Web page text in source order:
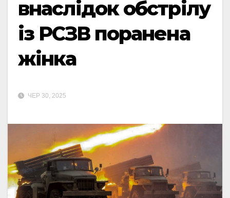
внаслідок обстрілу
із РСЗВ поранена
жінка
ЧЕР 30, 2025